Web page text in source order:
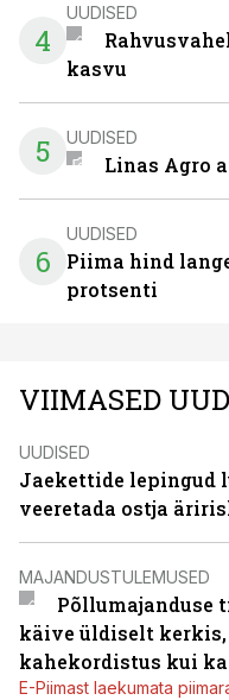
4
UUDISED
kasvu
5 UUDISED
Linas Agro
6
UUDISED
Piima hind
protsenti
VIIMASED
UUDISED
Jaekettide lepingud
veeretada ostja
MAJANDUSTULEMUSED
Põllumajanduse
käive üldiselt
kahekordistus kui
E-Piimast laekumata